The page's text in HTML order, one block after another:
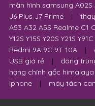
màn hình samsung A02S
J6 Plus J7 Prime
|
A53 A32 A5S Realme C1
Y12S Y15S Y20S Y21S
Redmi 9A 9C 9T 10A
|
USB giá rẻ
|
đông
hạng chính gốc
iphone
| máy tách